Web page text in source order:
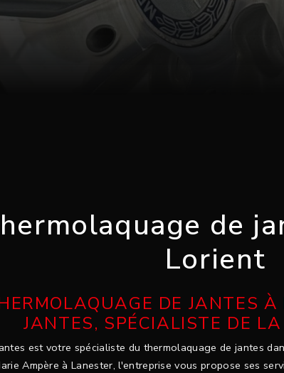
de
Lorient
DE JANTES
JANTES, SPÉCIALISTE DE
est votre spécialiste du thermolaquage de jantes
Ampère à Lanester, l'entreprise vous propose ses